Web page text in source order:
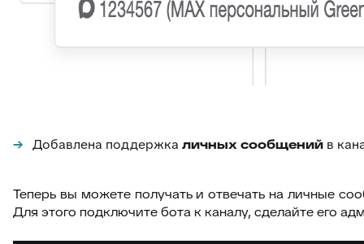
Добавлена поддержка личных сообщений в
Теперь вы можете получать и отвечать на личные
Для этого подключите бота к каналу, сделайте его